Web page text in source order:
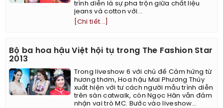
trình diễn là sự pha trộn giữa chất liệu
jeans và cotton với...
[Chi tiết...]
Bộ ba hoa hậu Việt hội tụ trong The Fashion Star
2013
Trong liveshow 6 với chủ đề Cảm hứng từ
hương thơm, Hoa hậu Mai Phương Thúy
xuất hiện với tư cách người mẫu trình diễn
trên sàn catwalk, còn Ngọc Hân vẫn đảm
nhận vai trò MC. Bước vào liveshow...